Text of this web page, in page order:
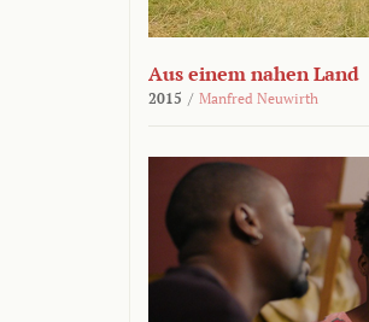
Aus einem nahen Land
2015 / Manfred Neuwirth